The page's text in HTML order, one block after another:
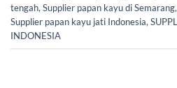
tengah, Supplier papan kayu di Semarang,
Supplier papan kayu jati Indonesia,
INDONESIA